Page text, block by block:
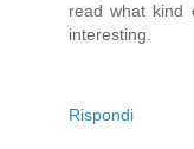
read what kind
interesting.
Rispondi